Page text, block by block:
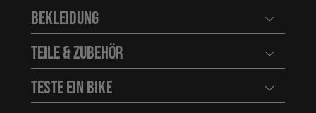
Bekleidung
Teile & Zubehör
Teste ein Bike